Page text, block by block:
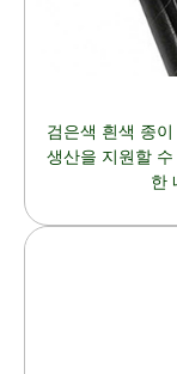
검은색 흰색 종
생산을 지원할
한